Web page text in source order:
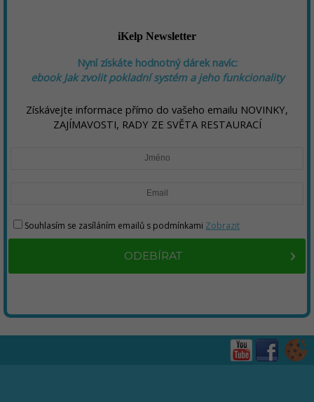
iKelp Newsletter
Nyní získáte hodnotný dárek navíc:
ebookJak zvolit pokladní systém a jeho funkcionality
Získávejte informace přímo do vašeho emailu NOVINKY,
ZAJÍMAVOSTI, RADY ZE SVĚTA RESTAURACÍ
Souhlasím se zasíláním emailů s podmínkami Zobrazit
ODEBÍRAT